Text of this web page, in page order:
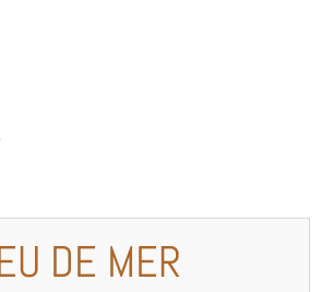
DE MER